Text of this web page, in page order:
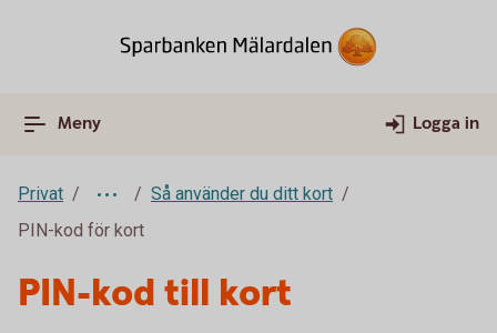
Meny Logga in
Privat
Så använder du ditt kort
PIN-kod för kort
PIN-kod till kort